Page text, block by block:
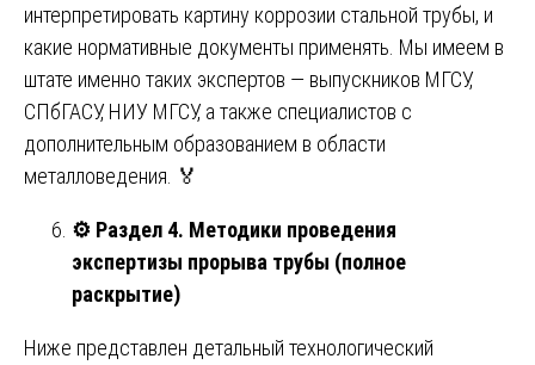
интерпретировать картину коррозии стальной трубы, и
какие нормативные документы применять. Мы имеем в
штате именно таких экспертов — выпускников МГСУ,
СПбГАСУ, НИУ МГСУ, а также специалистов с
дополнительным образованием в области
металловедения. 🏅
⚙️ Раздел 4. Методики проведения
экспертизы прорыва трубы (полное
раскрытие)
Ниже представлен детальный технологический